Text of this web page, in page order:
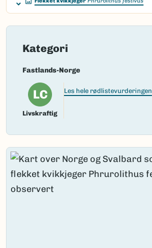
Kategori
Fastlands-Norge
LC
Livskraftig
Les hele rødlistevurderingen